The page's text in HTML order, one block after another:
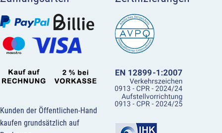
Kunden der Öffentlichen-Hand
kaufen grundsätzlich auf